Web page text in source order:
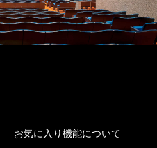
お気に入り機能について